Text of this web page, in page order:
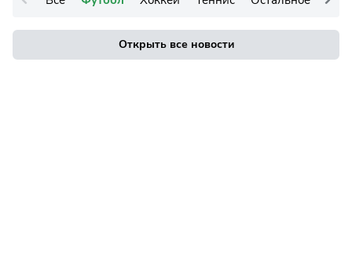
Открыть все новости